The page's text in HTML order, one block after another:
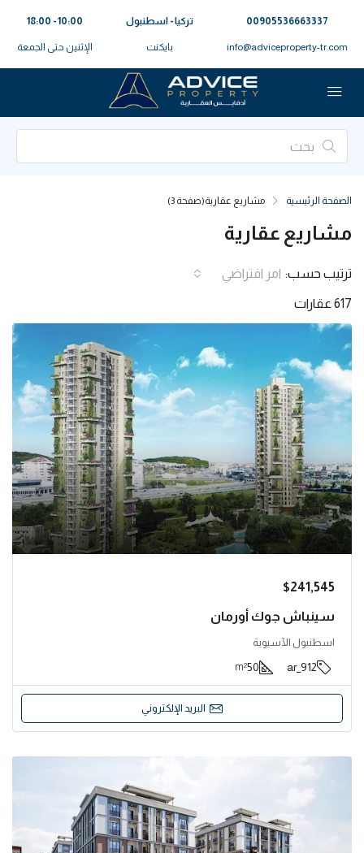
00905536663337⁩
info@adviceproperty-tr.com
تركيا - اسطنبول
بايكنت
10:00 - 18:00
الإثنين حتى الجمعة
الصفحة الرئيسية مشاريع عقارية(صفحة 3)
مشاريع عقارية
617 عقارات
ترتيب حسب: امر افتراضي
$241,545
سينباش جوك أورمان
اسطنبول الآسيوية
912_ar
50
m²
البريد الإلكتروني